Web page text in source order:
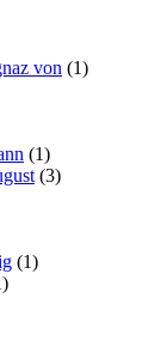
von (1)
(1)
(3)
(1)